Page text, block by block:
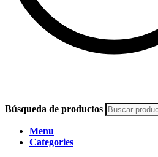
Búsqueda de productos
Menu
Categories